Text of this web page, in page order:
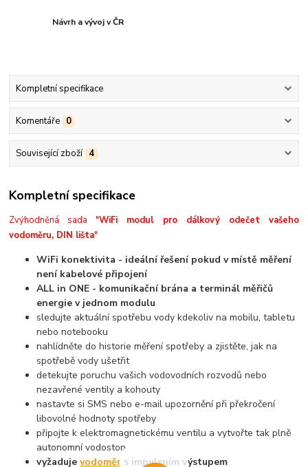
Návrh a vývoj v ČR
Kompletní specifikace
Komentáře 0
Související zboží 4
Kompletní specifikace
Zvýhodněná sada "WiFi modul pro dálkový odečet vašeho
vodoměru, DIN lišta"
WiFi konektivita - ideální řešení pokud v místě měření
není kabelové připojení
ALL in ONE - komunikační brána a terminál měřičů
energie v jednom modulu
sledujte aktuální spotřebu vody kdekoliv na mobilu, tabletu
nebo notebooku
nahlídněte do historie měření spotřeby a zjistěte, jak na
spotřebě vody ušetřit
detekujte poruchu vašich vodovodních rozvodů nebo
nezavřené ventily a kohouty
nastavte si SMS nebo e-mail upozornění při překročení
libovolné hodnoty spotřeby
připojte k elektromagnetickému ventilu a vytvořte tak plně
autonomní vodostop
vyžadujevodoměr s impulsním výstupem